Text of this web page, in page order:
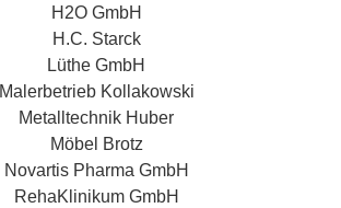
H2O GmbH
H.C. Starck
Lüthe GmbH
Malerbetrieb Kollakowski
Metalltechnik Huber
Möbel Brotz
Novartis Pharma GmbH
RehaKlinikum GmbH